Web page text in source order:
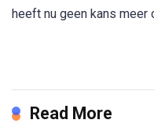
heeft nu geen kans meer
Read More